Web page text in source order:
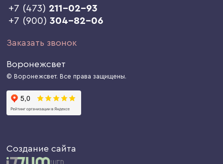
+7 (473) 211-02-93
+7 (900)304-82-06
Заказать звонок
Воронежсвет
© Воронежсвет. Все права защищены.
Создание сайта